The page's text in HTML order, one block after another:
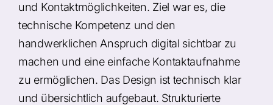
und Kontaktmöglichkeiten. Ziel war es, die
technische Kompetenz und den
handwerklichen Anspruch digital sichtbar zu
machen und eine einfache Kontaktaufnahme
zu ermöglichen. Das Design ist technisch klar
und übersichtlich aufgebaut. Strukturierte